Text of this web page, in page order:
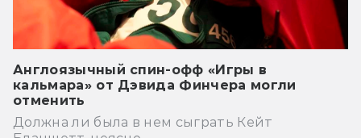
Англоязычный спин-офф «Игры в
кальмара» от Дэвида Финчера могли
отменить
Должна ли была в нем сыграть Кейт